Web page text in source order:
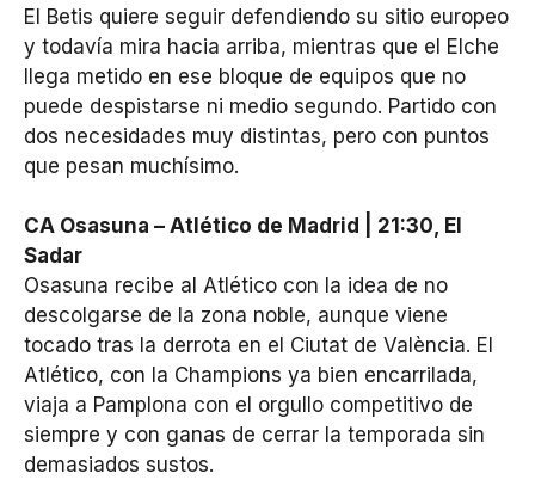
El Betis quiere seguir defendiendo su sitio europeo
y todavía mira hacia arriba, mientras que el Elche
llega metido en ese bloque de equipos que no
puede despistarse ni medio segundo. Partido con
dos necesidades muy distintas, pero con puntos
que pesan muchísimo.
CA Osasuna – Atlético de Madrid | 21:30, El
Sadar
Osasuna recibe al Atlético con la idea de no
descolgarse de la zona noble, aunque viene
tocado tras la derrota en el Ciutat de València. El
Atlético, con la Champions ya bien encarrilada,
viaja a Pamplona con el orgullo competitivo de
siempre y con ganas de cerrar la temporada sin
demasiados sustos.